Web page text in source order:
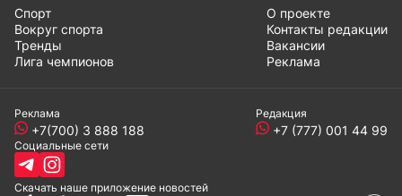
Спорт
Вокруг спорта
Тренды
Лига чемпионов
О проекте
Контакты редакции
Вакансии
Реклама
Реклама
+7(700) 3 888 188
Редакция
+7 (777) 001 44 99
Социальные сети
Скачать наше приложение новостей